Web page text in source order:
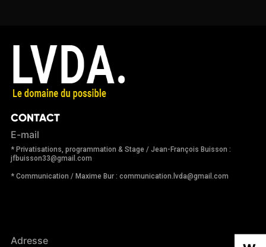
CONTACT
E-mail
* Privatisations, programmation & Stage / Jean-François Buisson :
jfbuisson33@gmail.com
* Communication / Maxime Bur : communication.lvda@gmail.com
Adresse